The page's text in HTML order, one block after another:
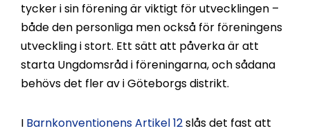
tycker i sin förening är viktigt för utvecklingen –
både den personliga men också för föreningens
utveckling i stort. Ett sätt att påverka är att
starta Ungdomsråd i föreningarna, och sådana
behövs det fler av i Göteborgs distrikt.
I Barnkonventionens Artikel 12slås det fast att